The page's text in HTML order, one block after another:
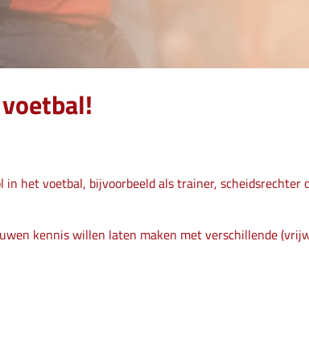
het voetbal, bijvoorbeeld als trainer, scheidsrechter
kennis willen laten maken met verschillende